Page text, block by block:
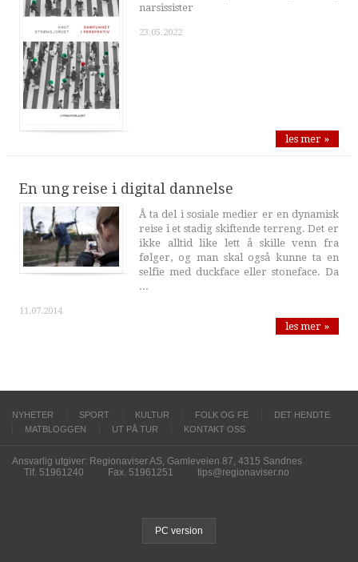
narsissister
23.05.2022
les mer »
En ung reise i digital dannelse
Å ta del i sosiale medier er en dynamisk
reise i et stadig skiftende terreng. Det er
ikke alltid like lett å skille venn fra
følger, og man skal også kunne ta en
selfie med duckface eller stoneface. Da
...
11.07.2014
les mer »
NYHETER SPORT KULTUR FOLK OG FE
DET HENDTE
MATBLOGGEN
UT PÅ TUR KONTAKT OSS
Ansvarlig utgiver: Regionaviser AS, Gamleveien 87, 4315 Sandnes
Tlf. 51961240
Fax. 51961251 tips@regionaviser.no
PC version